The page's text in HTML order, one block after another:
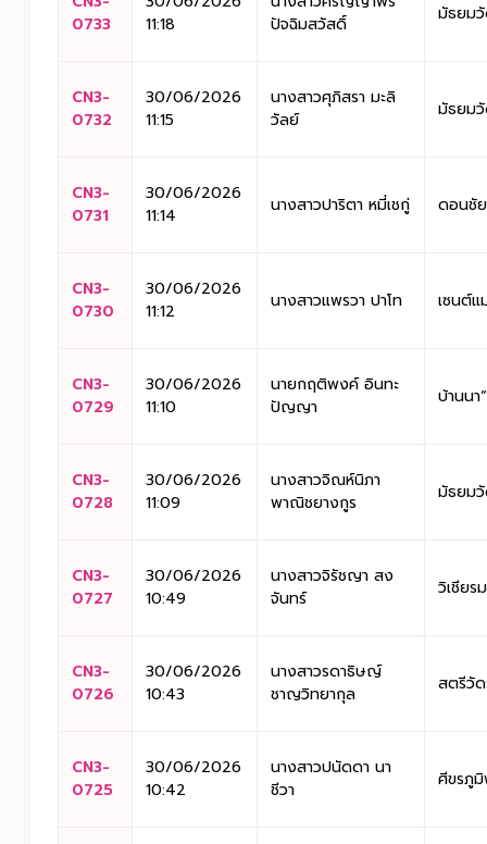
0733
11:18
ปัจฉิมสวัสดิ์
มัธยม
CN3-
0732
30/06/2026
11:15
นางสาวศุภิสรา มะลิ
วัลย์
มัธยม
CN3-
0731
30/06/2026
11:14
นางสาวปาริตา หมี่เชกู่ ดอนชั
CN3-
0730
30/06/2026
11:12
นางสาวแพรวา ปาโท เซนต์แ
CN3-
0729
30/06/2026
11:10
นายกฤติพงค์ อินทะ
ปัญญา
บ้านนา
CN3-
0728
30/06/2026
11:09
นางสาวจิณห์นิภา
พาณิชยางกูร
มัธยม
CN3-
0727
30/06/2026
10:49
นางสาวจิรัชญา สง
จันทร์
วิเชียร
CN3-
0726
30/06/2026
10:43
นางสาวรดาธิษญ์
ชาญวิทยากุล
สตรีวั
CN3-
0725
30/06/2026
10:42
นางสาวปนัดดา นา
ชีวา
ศีขรภู